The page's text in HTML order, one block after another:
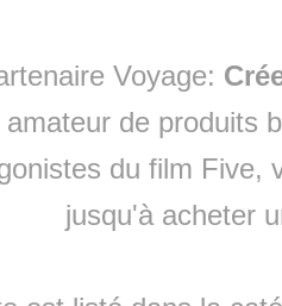
Voyage:
de produits
du film Five,
jusqu'à acheter